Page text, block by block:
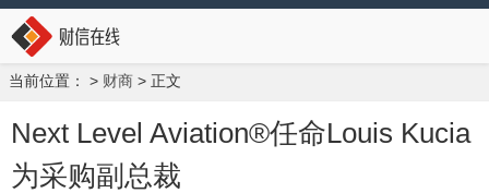
当前位置： > 财商 > 正文
Next Level Aviation®任命Louis Kucia
为采购副总裁